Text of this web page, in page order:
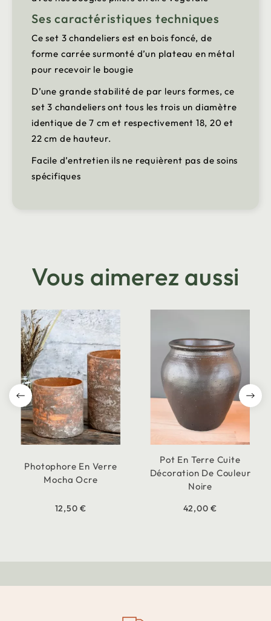
Ses caractéristiques techniques
Ce set 3 chandeliers est en bois foncé, de
forme carrée surmonté d’un plateau en métal
pour recevoir le bougie
D’une grande stabilité de par leurs formes, ce
set 3 chandeliers ont tous les trois un diamètre
identique de 7 cm et respectivement 18, 20 et
22 cm de hauteur.
Facile d’entretien ils ne requièrent pas de soins
spécifiques
Vous aimerez aussi
Photophore En Verre
Mocha Ocre
12,50 €
Pot En Terre Cuite
Décoration De Couleur
Noire
42,00 €